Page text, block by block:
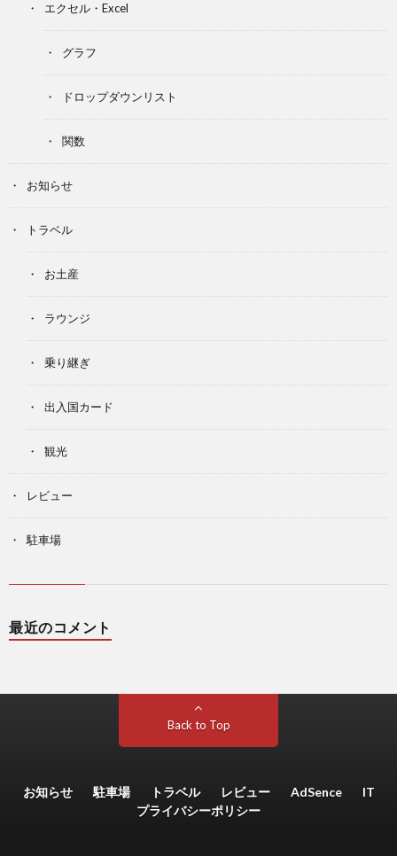
エクセル・Excel
グラフ
ドロップダウンリスト
関数
お知らせ
トラベル
お土産
ラウンジ
乗り継ぎ
出入国カード
観光
レビュー
駐車場
最近のコメント
Back to Top
お知らせ 駐車場 トラベル レビュー AdSence
IT
プライバシーポリシー